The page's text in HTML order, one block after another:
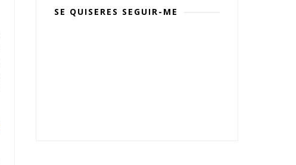
SE QUISERES SEGUIR-ME